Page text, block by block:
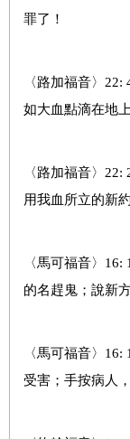
罪了！
〈路加福音〉
如大血點滴在地上
〈路加福音〉
用我血所立的新
〈馬可福音〉
的名趕鬼；說新
〈馬可福音〉
受害；手按病人